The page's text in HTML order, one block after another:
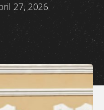
27, 2026